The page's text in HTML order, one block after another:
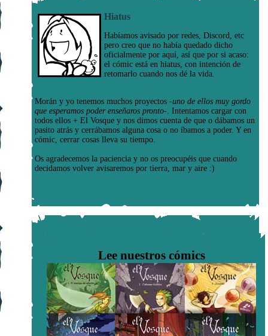
Hiatus
Habíamos avisado por redes, Discord, etc
pero creo que no había quedado dicho
oficialmente por aquí, así que por si acaso:
el cómic está en hiatus, con intención de
retomarlo cuando nos dé la vida.
Morán y yo tenemos muchos proyectos -uno de ellos muy gordo
que esperamos poder enseñaros pronto-. Intentamos cargar con
todos ellos + El Vosque y nos dimos cuenta de que o dábamos un
pasito atrás y cerrábamos alguna cosa o no íbamos a poder. Y en
cómic, cerrar cosas lleva su tiempo.
Os agradecemos la paciencia y no os preocupéis que cuando
decidamos volver avisaremos por tierra, mar y aire :)
Lee nuestros cómics